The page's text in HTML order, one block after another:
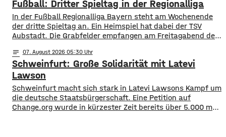
Für das Spiel gegen die Bundesliga-Traditionsmannschaft
wird eine große Kulisse
Fußball: Dritter Spieltag in der Regionalliga
In der Fußball Regionalliga Bayern steht am Wochenende
der dritte Spieltag an. Ein Heimspiel hat dabei der TSV
Aubstadt. Die Grabfelder empfangen am Freitagabend den
Siegen aus zwei Spielen aktuell an der Tabellenspitze
stehen, hat Aubstadt erst ein Ligaspiel absolviert, dieses
aber gegen Schweinfurt gewonnen. Anpfiff ist
notes 07. August 2026 05:30
Schweinfurt: Große Solidarität mit Latevi
Lawson
Schweinfurt macht sich stark in Latevi Lawsons Kampf um
die deutsche Staatsbürgerschaft. Eine Petition auf
Change.org wurde in kürzester Zeit bereits über 5.000 mal